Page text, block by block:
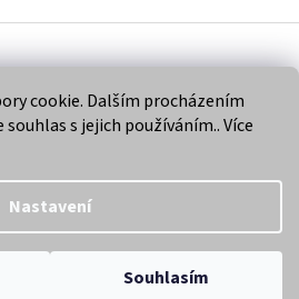
cookie. Dalším procházením
s jejich používáním.. Více
Nastavení
Souhlasím